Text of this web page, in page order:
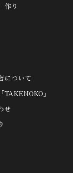
作り
について
TAKENOKO」
せ